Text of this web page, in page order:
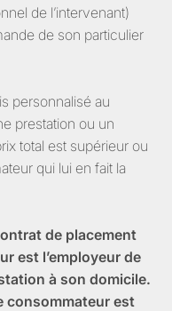
de l’intervenant)
de son particulier
personnalisé au
prestation ou un
total est supérieur ou
qui lui en fait la
de placement
est l’employeur de
à son domicile.
consommateur est